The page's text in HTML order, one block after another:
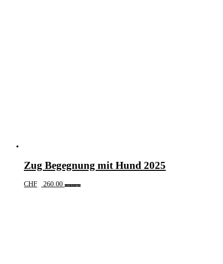
Zug Begegnung mit Hund 2025
CHF 260.00 In den Warenkorb